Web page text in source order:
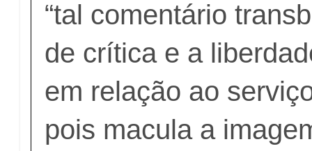
“tal comentário
de crítica e a
em relação ao
pois macula a